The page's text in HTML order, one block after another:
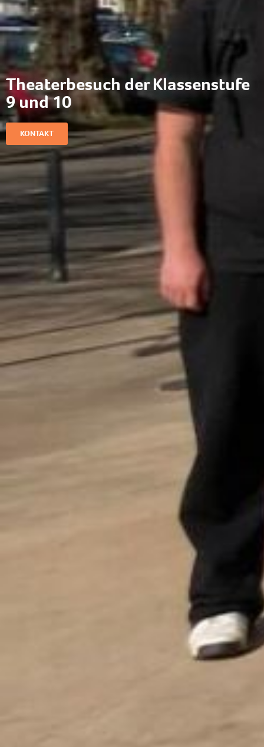
Theaterbesuch der Klassenstufe
9 und 10
KONTAKT